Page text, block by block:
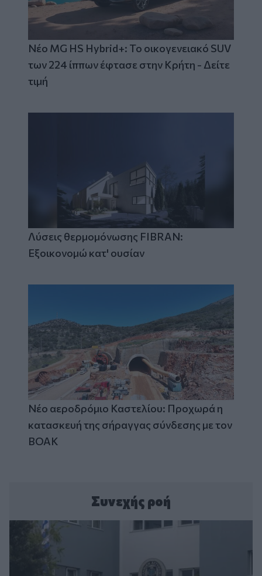
Νέο MG HS Hybrid+: Το οικογενειακό SUV
των 224 ίππων έφτασε στην Κρήτη - Δείτε
τιμή
Λύσεις θερμομόνωσης FIBRAN:
Εξοικονομώ κατ' ουσίαν
Νέο αεροδρόμιο Καστελίου: Προχωρά η
κατασκευή της σήραγγας σύνδεσης με τον
ΒΟΑΚ
Συνεχής ροή